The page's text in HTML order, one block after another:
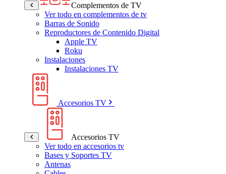
Complementos de TV
Ver todo en complementos de tv
Barras de Sonido
Reproductores de Contenido Digital
Apple TV
Roku
Instalaciones
Instalaciones TV
Accesorios TV
Accesorios TV
Ver todo en accesorios tv
Bases y Soportes TV
Antenas